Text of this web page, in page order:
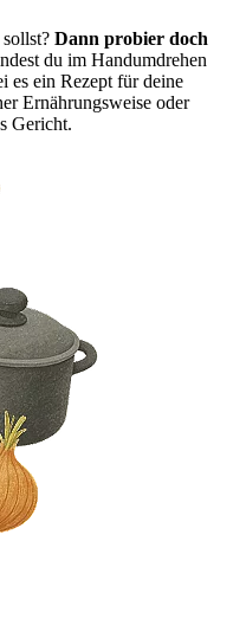
Dann probier doch
du im Handumdrehen
es ein Rezept für deine
Ernährungsweise oder
Gericht.